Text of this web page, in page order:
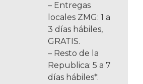
– Entregas
locales ZMG: 1 a
3 días hábiles,
GRATIS.
– Resto de la
Republica: 5 a 7
días hábiles*.